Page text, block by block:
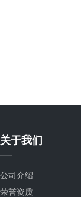
关于我们
公司介绍
荣誉资质